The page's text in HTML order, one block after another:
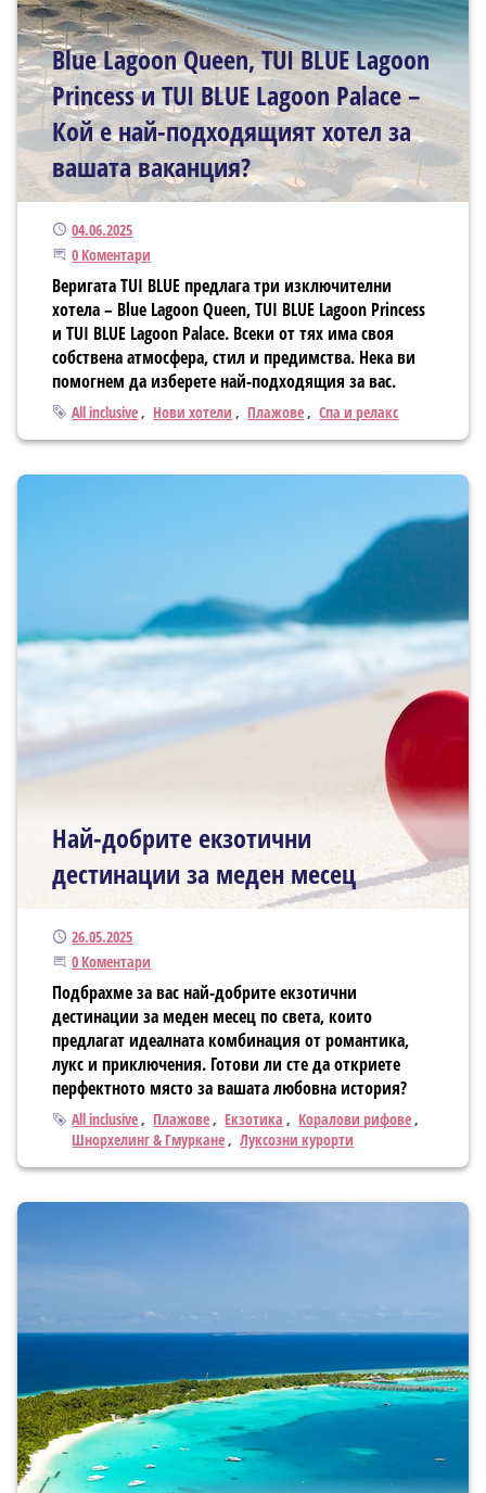
Blue Lagoon Queen, TUI BLUE Lagoon
Princess и TUI BLUE Lagoon Palace –
Кой е най-подходящият хотел за
вашата ваканция?
Публикуван
04.06.2025
Започнете дискусията
0 Коментари
Веригата TUI BLUE предлага три изключителни
хотела – Blue Lagoon Queen, TUI BLUE Lagoon Princess
и TUI BLUE Lagoon Palace. Всеки от тях има своя
собствена атмосфера, стил и предимства. Нека ви
помогнем да изберете най-подходящия за вас.
Тагове
All inclusive Нови хотели Плажове Спа и релакс
Най-добрите екзотични
дестинации за меден месец
Публикуван
26.05.2025
Започнете дискусията
0 Коментари
Подбрахме за вас най-добрите екзотични
дестинации за меден месец по света, които
предлагат идеалната комбинация от романтика,
лукс и приключения. Готови ли сте да откриете
перфектното място за вашата любовна история?
Тагове
All inclusive Плажове Екзотика
Коралови рифове
Шнорхелинг & Гмуркане
Луксозни курорти